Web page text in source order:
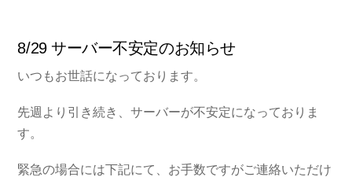
8/29 サーバー不安定のお知らせ
いつもお世話になっております。
先週より引き続き、サーバーが不安定になっておりま
す。
緊急の場合には下記にて、お手数ですがご連絡いただけ